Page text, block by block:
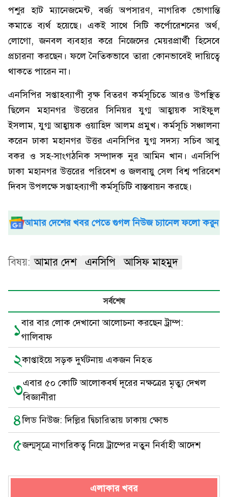
পশুর হাট ম্যানেজমেন্ট, বর্জ্য অপসারণ, নাগরিক ভোগান্তি
কমাতে ব্যর্থ হয়েছে। একই সাথে সিটি কর্পোরেশনের অর্থ,
লোগো, জনবল ব্যবহার করে নিজেদের মেয়রপ্রার্থী হিসেবে
প্রচারনা করছেন। ফলে নৈতিকভাবে তারা কোনভাবেই দায়িত্বে
থাকতে পারেন না।
এনসিপির সপ্তাহব্যাপী বৃক্ষ বিতরণ কর্মসূচিতে আরও উপস্থিত
ছিলেন মহানগর উত্তরের সিনিয়র যুগ্ম আহ্বায়ক সাইফুল
ইসলাম, যুগ্ম আহ্বায়ক ওয়াহিদ আলম প্রমুখ। কর্মসূচি সঞ্চালনা
করেন ঢাকা মহানগর উত্তর এনসিপির যুগ্ম সদস্য সচিব আবু
বকর ও সহ-সাংগঠনিক সম্পাদক নুর আমিন খান। এনসিপি
ঢাকা মহানগর উত্তরের পরিবেশ ও জলবায়ু সেল বিশ্ব পরিবেশ
দিবস উপলক্ষে সপ্তাহব্যাপী কর্মসূচিটি বাস্তবায়ন করছে।
আমার দেশের খবর পেতে গুগল নিউজ চ্যানেল ফলো করুন
বিষয়: আমার দেশ এনসিপি আসিফ মাহমুদ
সর্বশেষ
১বার বার লোক দেখানো আলোচনা করছেন ট্রাম্প:
গালিবাফ
২কাপ্তাইয়ে সড়ক দুর্ঘটনায় একজন নিহত
৩এবার ৫০ কোটি আলোকবর্ষ দূরের নক্ষত্রের মৃত্যু দেখল
বিজ্ঞানীরা
৪লিড নিউজ: দিল্লির দ্বিচারিতায় ঢাকায় ক্ষোভ
৫জন্মসূত্রে নাগরিকত্ব নিয়ে ট্রাম্পের নতুন নির্বাহী আদেশ
এলাকার খবর